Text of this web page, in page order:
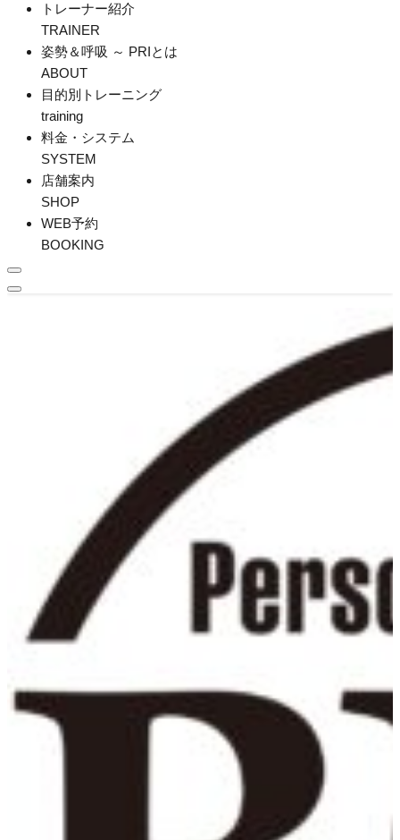
トレーナー紹介
TRAINER
姿勢＆呼吸 ～ PRIとは
ABOUT
目的別トレーニング
training
料金・システム
SYSTEM
店舗案内
SHOP
WEB予約
BOOKING